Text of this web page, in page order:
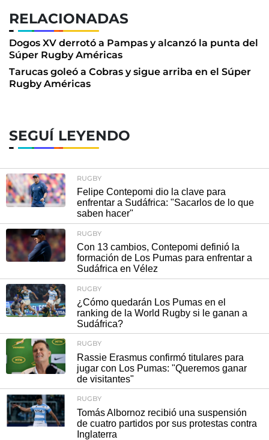
RELACIONADAS
Dogos XV derrotó a Pampas y alcanzó la punta del
Súper Rugby Américas
Tarucas goleó a Cobras y sigue arriba en el Súper
Rugby Américas
SEGUÍ LEYENDO
RUGBY
Felipe Contepomi dio la clave para
enfrentar a Sudáfrica: "Sacarlos de lo que
saben hacer"
RUGBY
Con 13 cambios, Contepomi definió la
formación de Los Pumas para enfrentar a
Sudáfrica en Vélez
RUGBY
¿Cómo quedarán Los Pumas en el
ranking de la World Rugby si le ganan a
Sudáfrica?
RUGBY
Rassie Erasmus confirmó titulares para
jugar con Los Pumas: "Queremos ganar
de visitantes"
RUGBY
Tomás Albornoz recibió una suspensión
de cuatro partidos por sus protestas contra
Inglaterra